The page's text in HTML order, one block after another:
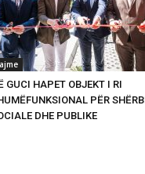
GUCI HAPET OBJEKT I RI
PËR
DHE PUBLIKE